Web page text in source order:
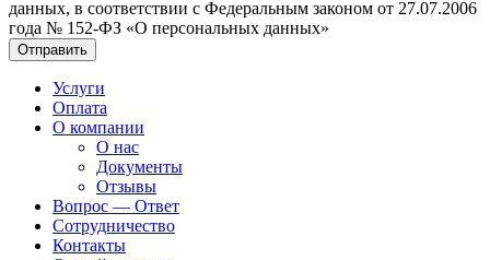
данных, в соответствии с Федеральным законом от 27.07.2006
года № 152-ФЗ «О персональных данных»
Отправить
Услуги
Оплата
О компании
О нас
Документы
Отзывы
Вопрос — Ответ
Сотрудничество
Контакты